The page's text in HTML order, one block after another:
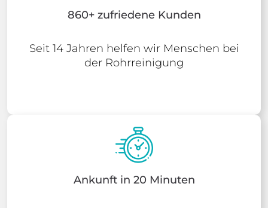
860+ zufriedene Kunden
Seit 14 Jahren helfen wir Menschen bei
der Rohrreinigung
Ankunft in 20 Minuten